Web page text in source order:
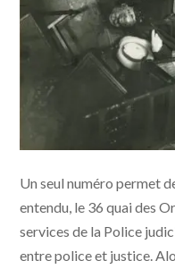
Un seul numéro permet
entendu, le 36 quai des
services de la Police
entre police et justice.